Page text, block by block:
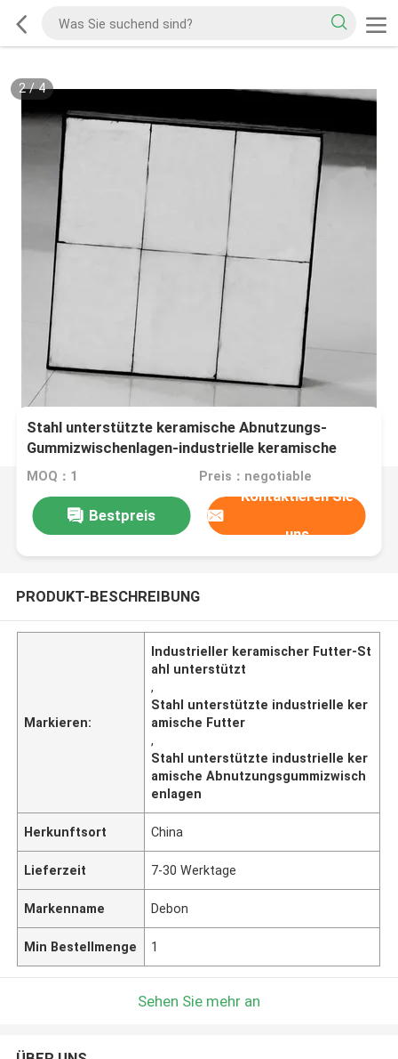
2/4
Stahl unterstützte keramische Abnutzungs-
Gummizwischenlagen-industrielle keramische
Futter
MOQ：1 Preis：negotiable
Bestpreis
Kontaktieren Sie
uns
PRODUKT-BESCHREIBUNG
Markieren:
Industrieller keramischer Futter-St
ahl unterstützt
,
Stahl unterstützte industrielle ker
amische Futter
,
Stahl unterstützte industrielle ker
amische Abnutzungsgummizwisch
enlagen
Herkunftsort China
Lieferzeit 7-30 Werktage
Markenname Debon
Min Bestellmenge 1
Sehen Sie mehr an